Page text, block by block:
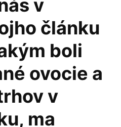
v
článku
boli
ovocie a
v
ma